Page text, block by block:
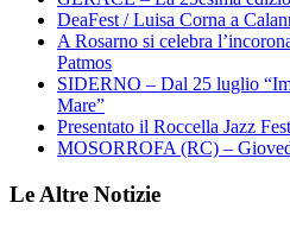
DeaFest / Luisa Corna a
A Rosarno si celebra
Patmos
SIDERNO – Dal 25 luglio
Mare”
Presentato il Roccella Jazz
MOSORROFA (RC) –
Le Altre Notizie